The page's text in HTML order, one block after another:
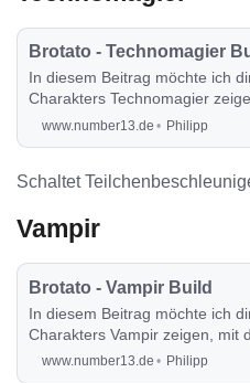
Brotato - Technomagier
In diesem Beitrag möchte ich
Charakters Technomagier
die Runde auch sehr
www.number13.de Philipp
Schaltet
Vampir
Brotato - Vampir Build
In diesem Beitrag möchte ich
Charakters Vampir zeigen, mit
Runde auch sehr angenehm
www.number13.de Philipp